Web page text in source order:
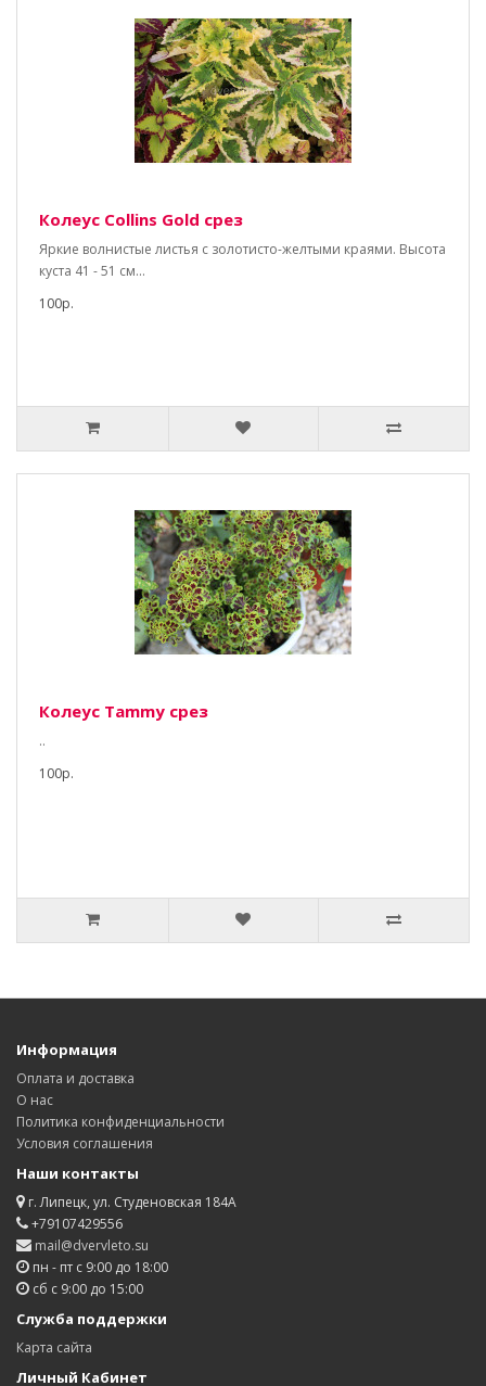
Колеус Collins Gold срез
Яркие волнистые листья c золотисто-желтыми краями. Высота
куста 41 - 51 см...
100р.
Колеус Tammy срез
..
100р.
Информация
Оплата и доставка
О нас
Политика конфиденциальности
Условия соглашения
Наши контакты
г. Липецк, ул. Студеновская 184А
+79107429556
mail@dvervleto.su
пн - пт с 9:00 до 18:00
сб с 9:00 до 15:00
Служба поддержки
Карта сайта
Личный Кабинет